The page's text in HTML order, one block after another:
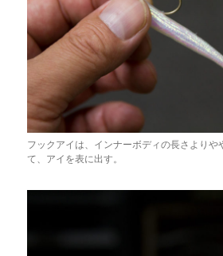
フックアイは、インナーボディの長さよりや
て、アイを表に出す。